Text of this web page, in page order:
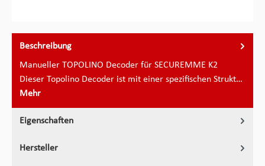
Beschreibung
Manueller TOPOLINO Decoder für SECUREMME K2
Dieser Topolino Decoder ist mit einer spezifischen Strukt…
Mehr
Eigenschaften
Hersteller